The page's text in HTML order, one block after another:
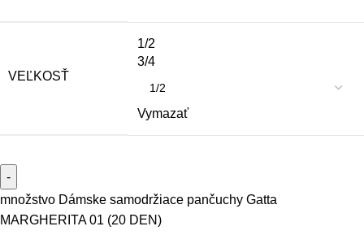
VEĽKOSŤ
1/2
3/4
Vymazať
množstvo Dámske samodržiace pančuchy Gatta
MARGHERITA 01 (20 DEN)